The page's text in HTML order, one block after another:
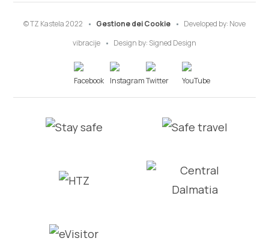
© TZ Kastela 2022 Gestione dei Cookie Developed by: Nove
vibracije
Design by: Signed Design